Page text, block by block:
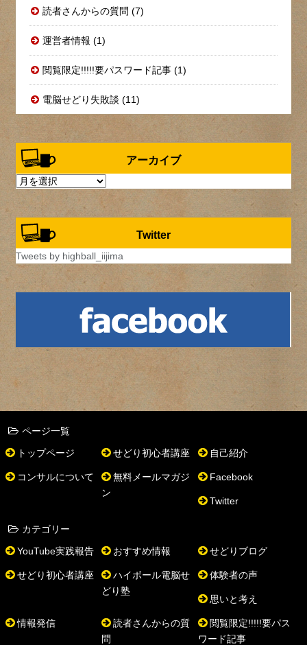
読者さんからの質問 (7)
運営者情報 (1)
閲覧限定!!!!!要パスワード記事 (1)
電脳せどり失敗談 (11)
アーカイブ
ア
イ
ブ
Twitter
Tweets by highball_iijima
ページ一覧
トップページ
せどり初心者講座 自己紹介
コンサルについて
無料メールマガジ
ン
Facebook
Twitter
カテゴリー
YouTube実践報告
おすすめ情報 せどりブログ
せどり初心者講座
ハイボール電脳せ
どり塾
体験者の声
思いと考え
情報発信
読者さんからの質
問
閲覧限定!!!!!要パス
ワード記事